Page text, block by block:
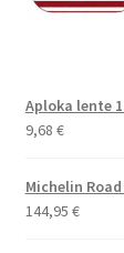
Aploka lente
9,68 €
Michelin Road
144,95 €